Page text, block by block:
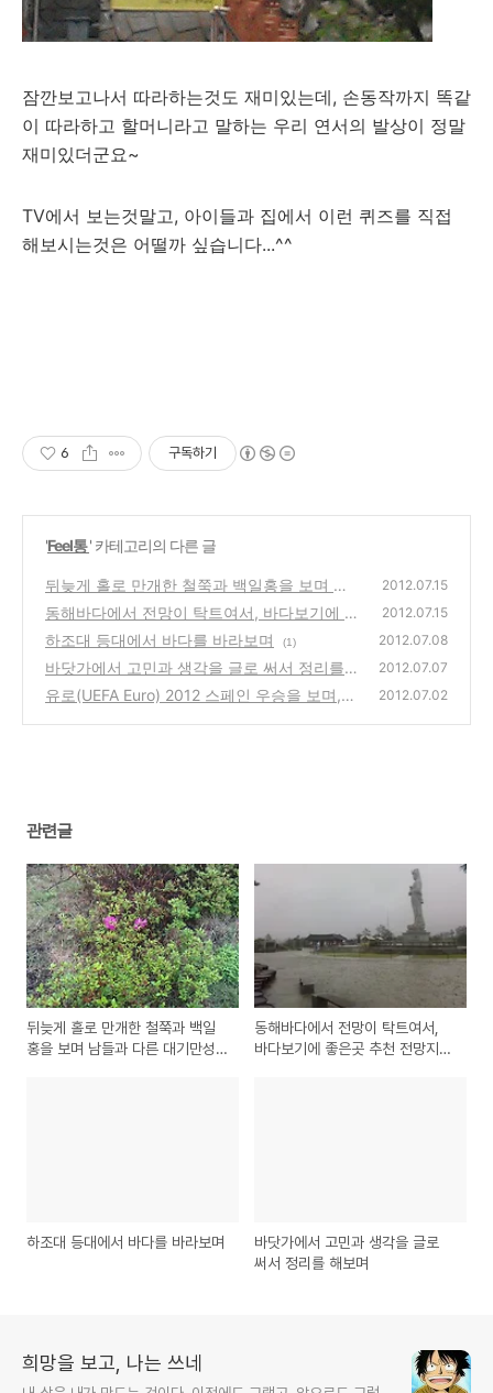
잠깐보고나서 따라하는것도 재미있는데, 손동작까지 똑같
이 따라하고 할머니라고 말하는 우리 연서의 발상이 정말
재미있더군요~
TV에서 보는것말고, 아이들과 집에서 이런 퀴즈를 직접
해보시는것은 어떨까 싶습니다...^^
6 구독하기
'Feel통' 카테고리의 다른 글
뒤늦게 홀로 만개한 철쭉과 백일홍을 보며 남
들과 다른 대기만성의 나만의 삶을 떠올려보며
(0)
2012.07.15
동해바다에서 전망이 탁트여서, 바다보기에 좋
은곳 추천 전망지인 낙산사와 하조대 해수욕장
등대 소개
(0)
2012.07.15
하조대 등대에서 바다를 바라보며 (1) 2012.07.08
바닷가에서 고민과 생각을 글로 써서 정리를
해보며
(0)
2012.07.07
유로(UEFA Euro) 2012 스페인 우승을 보며,
2012.07.02
관련글
뒤늦게 홀로 만개한 철쭉과 백일
홍을 보며 남들과 다른 대기만성
동해바다에서 전망이 탁트여서,
바다보기에 좋은곳 추천 전망지인
하조대 등대에서 바다를 바라보며
바닷가에서 고민과 생각을 글로
써서 정리를 해보며
희망을 보고, 나는 쓰네